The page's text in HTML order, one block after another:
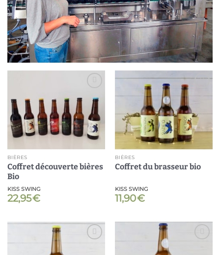
Ajouter
à ma
liste
BIÈRES
Coffret découverte bières
Bio
KISS SWING
22,95€
Ajouter
à ma
liste
BIÈRES
Coffret du brasseur bio
KISS SWING
11,90€